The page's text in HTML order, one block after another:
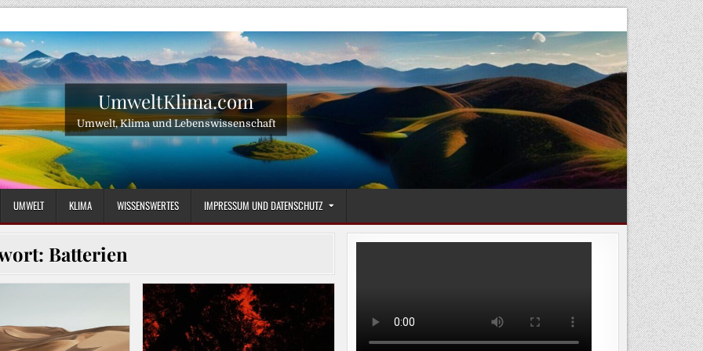
UmweltKlima.com
Umwelt, Klima und Lebenswissenschaft
UMWELT KLIMA WISSENSWERTES IMPRESSUM UND DATENSCHUTZ
Batterien